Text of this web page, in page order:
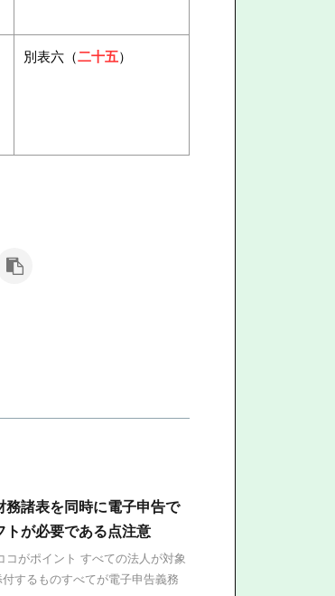
別表六（二十五）
務諸表を同時に電子申告で
が必要である点注意
がポイント すべての法人が対象
するものすべてが電子申告義務